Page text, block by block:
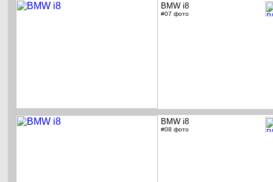
BMW i8
#07 фото
BMW i8
#08 фото